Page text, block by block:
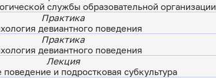
службы образовательной организации
Практика
девиантного поведения
Практика
девиантного поведения
Лекция
поведение и подростковая субкультура